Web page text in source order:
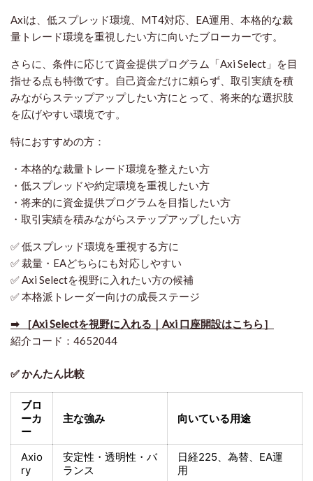
Axiは、低スプレッド環境、MT4対応、EA運用、本格的な裁
量トレード環境を重視したい方に向いたブローカーです。
さらに、条件に応じて資金提供プログラム「Axi Select」を目
指せる点も特徴です。自己資金だけに頼らず、取引実績を積
みながらステップアップしたい方にとって、将来的な選択肢
を広げやすい環境です。
特におすすめの方：
・本格的な裁量トレード環境を整えたい方
・低スプレッドや約定環境を重視したい方
・将来的に資金提供プログラムを目指したい方
・取引実績を積みながらステップアップしたい方
✅ 低スプレッド環境を重視する方に
✅ 裁量・EAどちらにも対応しやすい
✅ Axi Selectを視野に入れたい方の候補
✅ 本格派トレーダー向けの成長ステージ
➡ ［Axi Selectを視野に入れる｜Axi 口座開設はこちら］
紹介コード：4652044
✅ かんたん比較
ブロ
ーカ
ー
主な強み 向いている用途
Axio
ry
安定性・透明性・バ
ランス
日経225、為替、EA運
用